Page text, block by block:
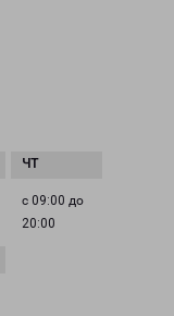
с 09:00 до
20:00